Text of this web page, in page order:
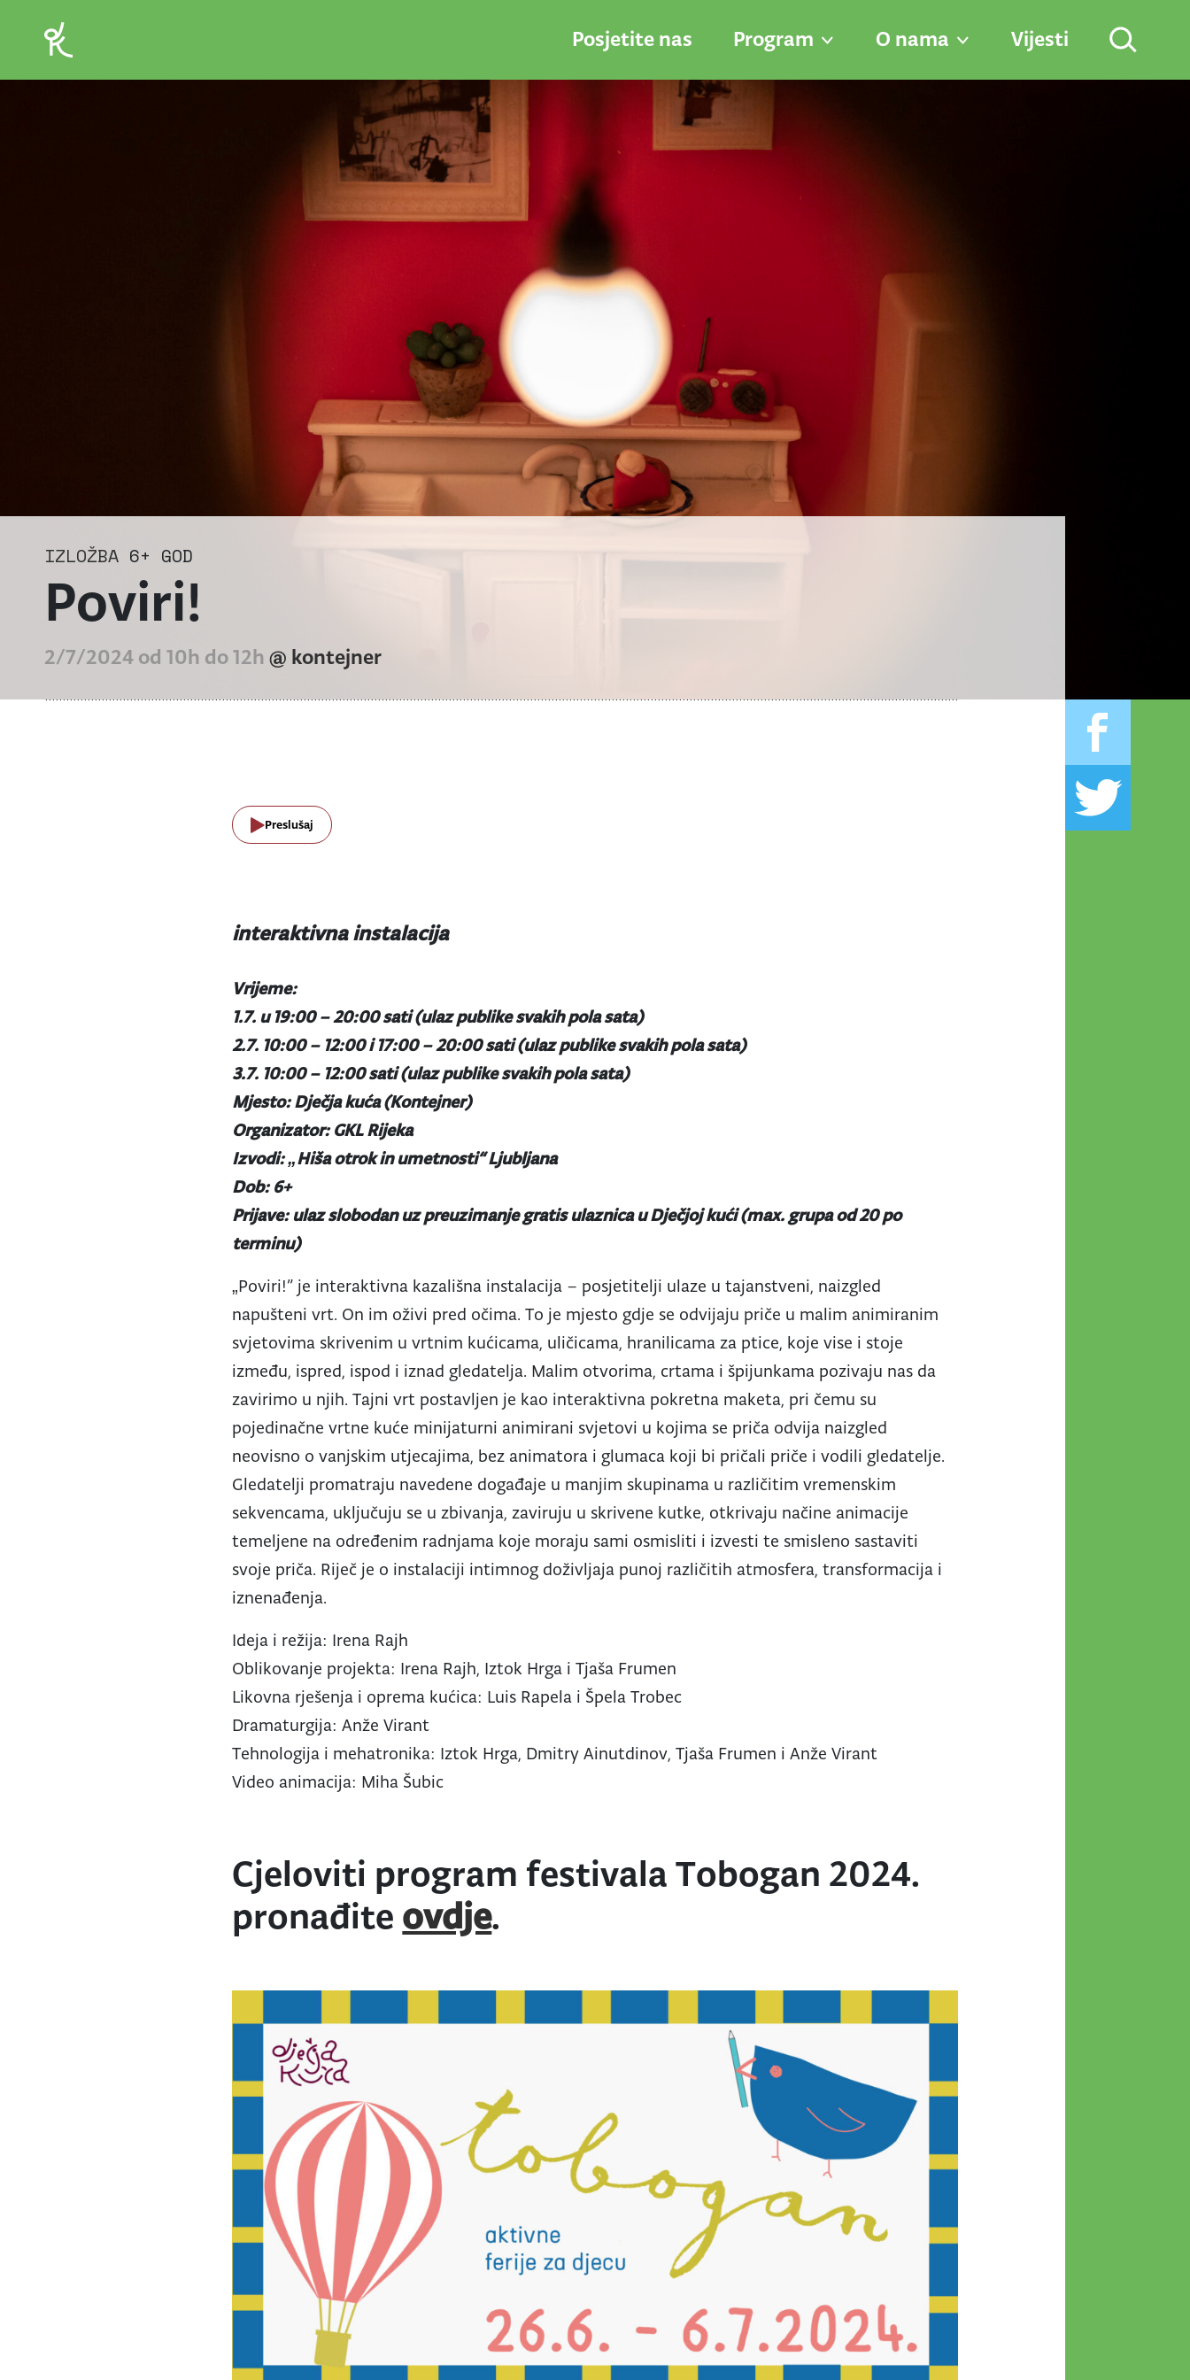
Posjetite nas Program O nama Vijesti
IZLOŽBA 6+ GOD
Poviri!
2/7/2024 od 10h do 12h @ kontejner
Preslušaj
interaktivna instalacija
Vrijeme:
1.7. u 19:00 – 20:00 sati (ulaz publike svakih pola sata)
2.7. 10:00 – 12:00 i 17:00 – 20:00 sati (ulaz publike svakih pola sata)
3.7. 10:00 – 12:00 sati (ulaz publike svakih pola sata)
Mjesto: Dječja kuća (Kontejner)
Organizator: GKL Rijeka
Izvodi: „Hiša otrok in umetnosti“ Ljubljana
Dob: 6+
Prijave: ulaz slobodan uz preuzimanje gratis ulaznica u Dječjoj kući (max. grupa od 20 po
terminu)
„Poviri!” je interaktivna kazališna instalacija – posjetitelji ulaze u tajanstveni, naizgled
napušteni vrt. On im oživi pred očima. To je mjesto gdje se odvijaju priče u malim animiranim
svjetovima skrivenim u vrtnim kućicama, uličicama, hranilicama za ptice, koje vise i stoje
između, ispred, ispod i iznad gledatelja. Malim otvorima, crtama i špijunkama pozivaju nas da
zavirimo u njih. Tajni vrt postavljen je kao interaktivna pokretna maketa, pri čemu su
pojedinačne vrtne kuće minijaturni animirani svjetovi u kojima se priča odvija naizgled
neovisno o vanjskim utjecajima, bez animatora i glumaca koji bi pričali priče i vodili gledatelje.
Gledatelji promatraju navedene događaje u manjim skupinama u različitim vremenskim
sekvencama, uključuju se u zbivanja, zaviruju u skrivene kutke, otkrivaju načine animacije
temeljene na određenim radnjama koje moraju sami osmisliti i izvesti te smisleno sastaviti
svoje priča. Riječ je o instalaciji intimnog doživljaja punoj različitih atmosfera, transformacija i
iznenađenja.
Ideja i režija: Irena Rajh
Oblikovanje projekta: Irena Rajh, Iztok Hrga i Tjaša Frumen
Likovna rješenja i oprema kućica: Luis Rapela i Špela Trobec
Dramaturgija: Anže Virant
Tehnologija i mehatronika: Iztok Hrga, Dmitry Ainutdinov, Tjaša Frumen i Anže Virant
Video animacija: Miha Šubic
Cjeloviti program festivala Tobogan 2024.
pronađite ovdje.